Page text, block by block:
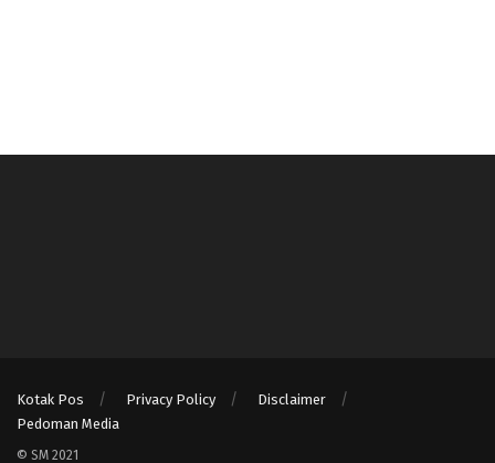
Kotak Pos Privacy Policy
Disclaimer
Pedoman Media
© SM 2021